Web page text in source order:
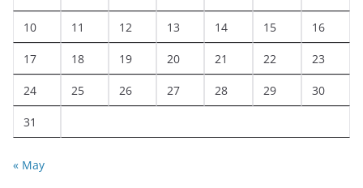
10 11 12 13 14 15 16
17 18 19 20 21 22 23
24 25 26 27 28 29 30
31
« May